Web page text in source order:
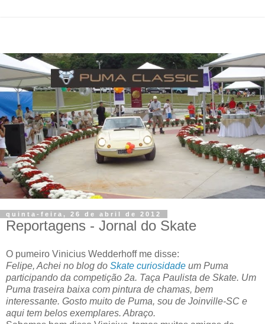
quinta-feira, 26 de abril de 2012
Reportagens - Jornal do Skate
O pumeiro Vinicius Wedderhoff me disse:
Felipe, Achei no blog do Skate curiosidade um Puma
participando da competição 2a. Taça Paulista de Skate. Um
Puma traseira baixa com pintura de chamas, bem
interessante. Gosto muito de Puma, sou de Joinville-SC e
aqui tem belos exemplares. Abraço.